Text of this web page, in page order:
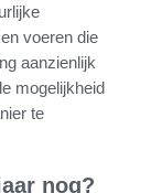
voeren die
aanzienlijk
mogelijkheid
te
nog?